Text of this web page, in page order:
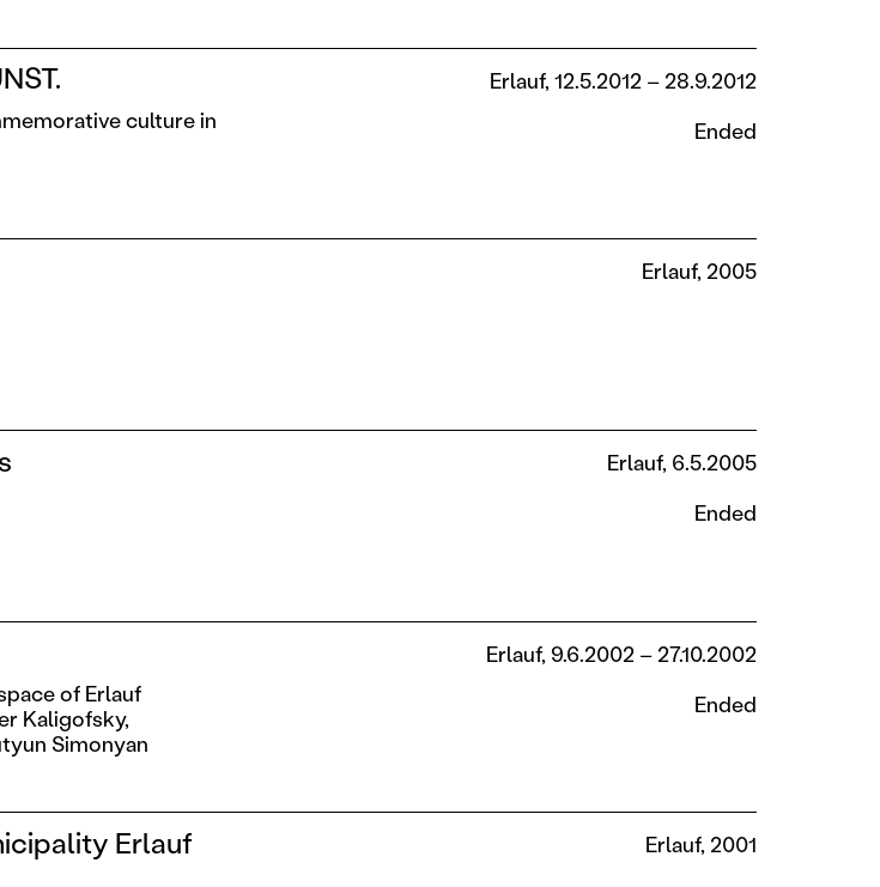
culture in
Erlauf, 12.5.2012 – 28.9.2012
Ended
Erlauf, 2005
Erlauf, 6.5.2005
Ended
of Erlauf
Kaligofsky,
Simonyan
Erlauf, 9.6.2002 – 27.10.2002
Ended
Erlauf Erlauf, 2001